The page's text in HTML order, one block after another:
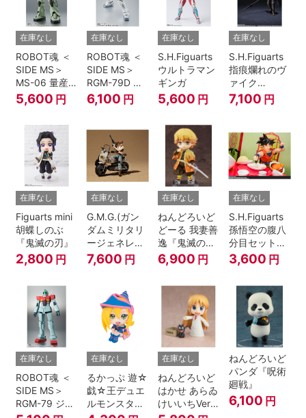
在庫なし
ROBOT魂 ＜
SIDE MS＞
MS-06 量産
型ザク ver.
A.N.I.M.E.
5,600 円
在庫なし
ROBOT魂 ＜
SIDE MS＞
RGM-79D ジ
ム寒冷地仕様
ver.
6,100 円
在庫なし
S.H.Figuarts
ウルトラマン
ギンガ
5,600 円
在庫なし
S.H.Figuarts
指痕爛れのヴ
ァイク
『ELDEN
RING』
7,100 円
在庫なし
Figuarts mini
胡蝶しのぶ
『鬼滅の刃』
2,800 円
在庫なし
G.M.G.(ガン
ダムミリタリ
ージェネレー
ション） 機動
戦士ガンダム
地球連邦軍V-
SP09 一般兵
士＆連邦兵専
用バイク
7,600 円
在庫なし
ねんどろいど
どーる 我妻善
逸『鬼滅の
刃』
6,900 円
在庫なし
S.H.Figuarts
孫悟空の腹八
分目セット
『ドラゴンボ
ールZ』
3,600 円
在庫なし
ROBOT魂 ＜
SIDE MS＞
RGM-79 ジム
在庫なし
るかっぷ 遊☆
戯☆王デュエ
ルモンスター
在庫なし
ねんどろいど
はかせ あらゐ
けいいちVer.
ねんどろいど
パンダ『呪術
廻戦』
6,100 円